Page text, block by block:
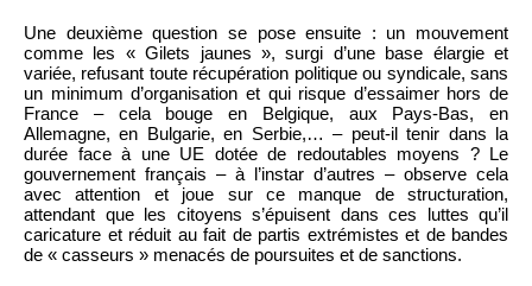
Une deuxième question se pose ensuite : un mouvement
comme les « Gilets jaunes », surgi d’une base élargie et
variée, refusant toute récupération politique ou syndicale, sans
un minimum d’organisation et qui risque d’essaimer hors de
France – cela bouge en Belgique, aux Pays-Bas, en
Allemagne, en Bulgarie, en Serbie,… – peut-il tenir dans la
durée face à une UE dotée de redoutables moyens ? Le
gouvernement français – à l’instar d’autres – observe cela
avec attention et joue sur ce manque de structuration,
attendant que les citoyens s’épuisent dans ces luttes qu’il
caricature et réduit au fait de partis extrémistes et de bandes
de « casseurs » menacés de poursuites et de sanctions.